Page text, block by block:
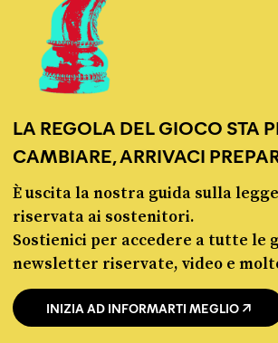
LA REGOLA DEL GIOCO STA
CAMBIARE, ARRIVACI
È uscita la nostra guida sulla
riservata ai sostenitori.
Sostienici per accedere a tutte le
newsletter riservate, video e
INIZIA AD INFORMARTI MEGLIO
© Pagella Politica 2012 - 2026
Pagella Politica è una testata registrata presso il
marzo 2021. ISSN 2974-9387
Privacy policy Cookie policy